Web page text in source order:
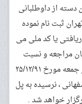
۲۳/۱۱/۹۱ به آگاهی آن دسته از داوطلبانی
ثبت نام نموده
یا کد ملی می
۱۲/۹۱ به سایت سازمان مراجعه و نسبت
به دریافت کارت آزمون اقدام نمایند . تاریخ آزمون روز جمعه مورخ ۲۵/۱۲/۹۱
، نرسیده به پل
خواهد شد .